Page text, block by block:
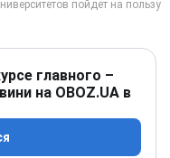
главного –
на OBOZ.UA в